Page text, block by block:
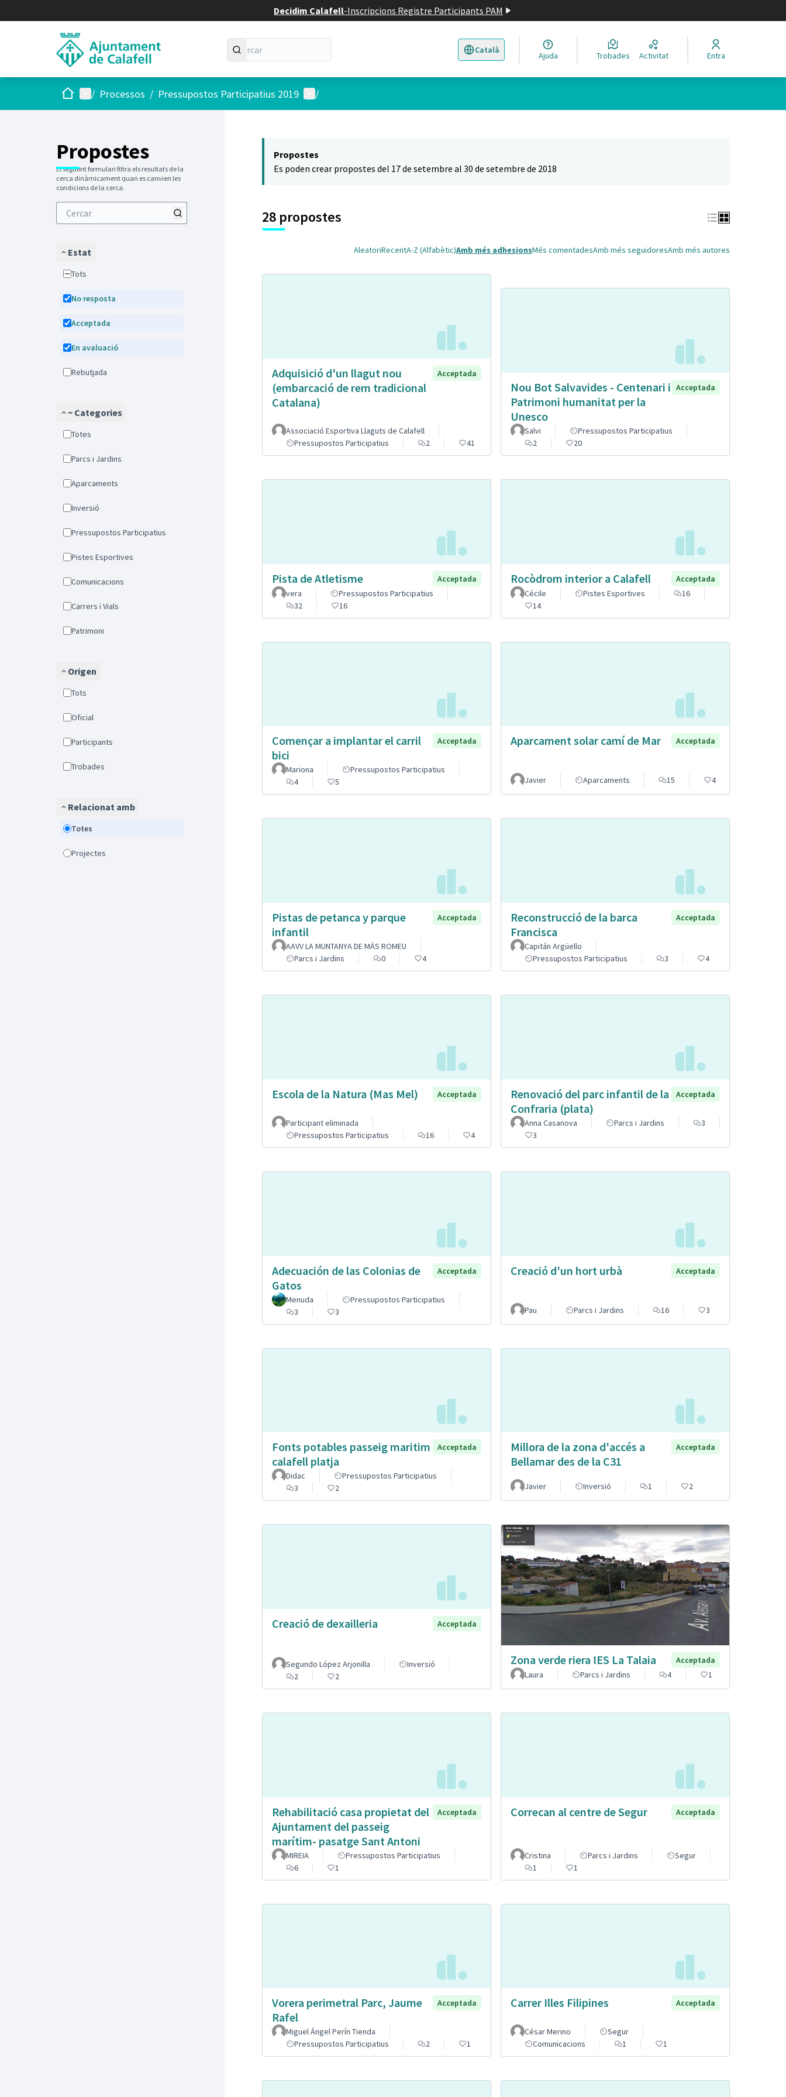
Decidim Calafell-Inscripcions Registre Participants PAM
Català
Triar la llengua Elegir el idioma
Ajuda Trobades Activitat Entra
Inici Menú principal
/ Processos / Pressupostos Participatius 2019 Menú d'usuari
/
Propostes
El següent formulari filtra els resultats de la
cerca dinàmicament quan es canvien les
condicions de la cerca.
Estat
Tots
No resposta
Acceptada
En avaluació
Rebutjada
~ Categories
Totes
Parcs i Jardins
Aparcaments
Inversió
Pressupostos Participatius
Pistes Esportives
Comunicacions
Carrers i Vials
Patrimoni
Origen
Tots
Oficial
Participants
Trobades
Relacionat amb
Totes
Projectes
Propostes
Es poden crear propostes del 17 de setembre al 30 de setembre de 2018
28 propostes
AleatoriRecentA-Z (Alfabètic)Amb més adhesionsMés comentadesAmb més seguidoresAmb més autores
Adquisició d'un llagut nou
(embarcació de rem tradicional
Catalana)
Acceptada
Associació Esportiva Llaguts de Calafell
Pressupostos Participatius
2 41
Nou Bot Salvavides - Centenari i
Patrimoni humanitat per la
Unesco
Acceptada
Salvi
Pressupostos Participatius
2
20
Pista de Atletisme
Acceptada
vera
Pressupostos Participatius
32
16
Rocòdrom interior a Calafell
Acceptada
Cécile
Pistes Esportives
16
14
Començar a implantar el carril
bici
Acceptada
Mariona
Pressupostos Participatius
4
5
Aparcament solar camí de Mar Acceptada
Javier Aparcaments 15 4
Pistas de petanca y parque
infantil
Acceptada
AAVV LA MUNTANYA DE MÁS ROMEU
Parcs i Jardins
0 4
Reconstrucció de la barca
Francisca
Acceptada
Capitán Argüello
Pressupostos Participatius
3 4
Escola de la Natura (Mas Mel) Acceptada
Participant eliminada
Pressupostos Participatius
16 4
Renovació del parc infantil de la
Confraria (plata)
Acceptada
Anna Casanova Parcs i Jardins
3
3
Adecuación de las Colonias de
Gatos
Acceptada
Menuda
Pressupostos Participatius
3
3
Creació d'un hort urbà Acceptada
Pau Parcs i Jardins 16 3
Fonts potables passeig maritim
calafell platja
Acceptada
Didac
Pressupostos Participatius
3
2
Millora de la zona d'accés a
Bellamar des de la C31
Acceptada
Javier Inversió 1 2
Creació de dexailleria Acceptada
Segundo López Arjonilla
Inversió
2
2
Zona verde riera IES La Talaia
Acceptada
Laura
Parcs i Jardins 4 1
Rehabilitació casa propietat del
Ajuntament del passeig
marítim- pasatge Sant Antoni
Acceptada
MIREIA
Pressupostos Participatius
6
1
Correcan al centre de Segur Acceptada
Cristina Parcs i Jardins
Segur
1
1
Vorera perimetral Parc, Jaume
Rafel
Acceptada
Miguel Ángel Perín Tienda
Pressupostos Participatius
2 1
Carrer Illes Filipines Acceptada
César Merino
Segur
Comunicacions
1 1